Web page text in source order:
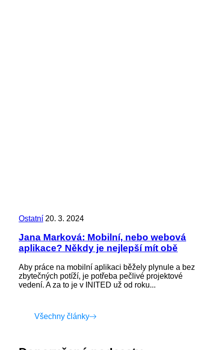
Ostatní 20. 3. 2024
Jana Marková: Mobilní, nebo webová
aplikace? Někdy je nejlepší mít obě
Aby práce na mobilní aplikaci běžely plynule a bez
zbytečných potíží, je potřeba pečlivé projektové
vedení. A za to je v INITED už od roku...
Všechny články